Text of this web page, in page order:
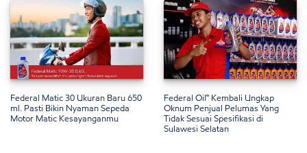
Federal Matic 30 Ukuran Baru 650
ml. Pasti Bikin Nyaman Sepeda
Motor Matic Kesayanganmu
Federal Oil™ Kembali Ungkap
Oknum Penjual Pelumas Yang
Tidak Sesuai Spesifikasi di
Sulawesi Selatan